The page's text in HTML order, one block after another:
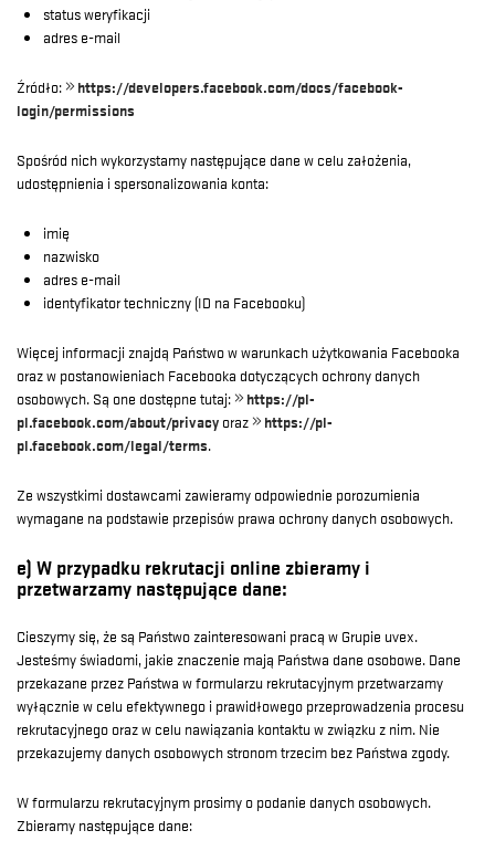
status weryfikacji
adres e-mail
Źródło:
https://developers.facebook.com/docs/facebook-
login/permissions
Spośród nich wykorzystamy następujące dane w celu założenia,
udostępnienia i spersonalizowania konta:
imię
nazwisko
adres e-mail
identyfikator techniczny (ID na Facebooku)
Więcej informacji znajdą Państwo w warunkach użytkowania Facebooka
oraz w postanowieniach Facebooka dotyczących ochrony danych
osobowych. Są one dostępne tutaj:
https://pl-
pl.facebook.com/about/privacy oraz
https://pl-
pl.facebook.com/legal/terms.
Ze wszystkimi dostawcami zawieramy odpowiednie porozumienia
wymagane na podstawie przepisów prawa ochrony danych osobowych.
e) W przypadku rekrutacji online zbieramy i
przetwarzamy następujące dane:
Cieszymy się, że są Państwo zainteresowani pracą w Grupie uvex.
Jesteśmy świadomi, jakie znaczenie mają Państwa dane osobowe. Dane
przekazane przez Państwa w formularzu rekrutacyjnym przetwarzamy
wyłącznie w celu efektywnego i prawidłowego przeprowadzenia procesu
rekrutacyjnego oraz w celu nawiązania kontaktu w związku z nim. Nie
przekazujemy danych osobowych stronom trzecim bez Państwa zgody.
W formularzu rekrutacyjnym prosimy o podanie danych osobowych.
Zbieramy następujące dane: